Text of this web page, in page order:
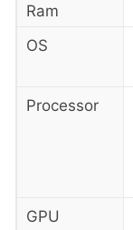
Ram
OS
Processor
GPU